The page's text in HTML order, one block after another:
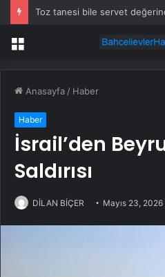
Menü
Anasayfa / Haber
Haber
İsrail’den
Saldırısı
DİLAN BİÇER Mayıs 23, 2026